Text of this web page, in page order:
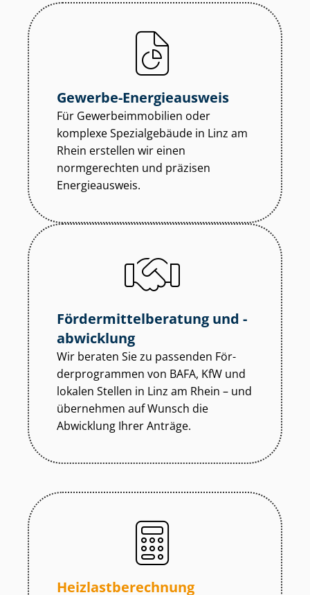
Gewerbe-Energieausweis
Für Ge­wer­be­im­mo­bi­li­en oder
komplexe Spezialgebäude in Linz am
Rhein erstellen wir einen
normgerechten und präzisen
Energieausweis.
För­der­mit­tel­be­ra­tung und -
abwicklung
Wir beraten Sie zu passenden För­
der­pro­gram­men von BAFA, KfW und
lokalen Stellen in Linz am Rhein – und
übernehmen auf Wunsch die
Abwicklung Ihrer Anträge.
Heiz­last­be­rech­nung